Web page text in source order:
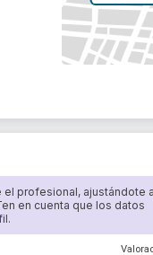
profesional, ajustándote
en cuenta que los datos